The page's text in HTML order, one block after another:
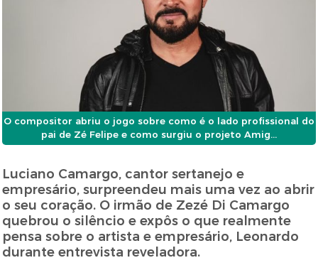
O compositor abriu o jogo sobre como é o lado profissional do
pai de Zé Felipe e como surgiu o projeto Amig...
Luciano Camargo, cantor sertanejo e
empresário, surpreendeu mais uma vez ao abrir
o seu coração. O irmão de Zezé Di Camargo
quebrou o silêncio e expôs o que realmente
pensa sobre o artista e empresário, Leonardo
durante entrevista reveladora.